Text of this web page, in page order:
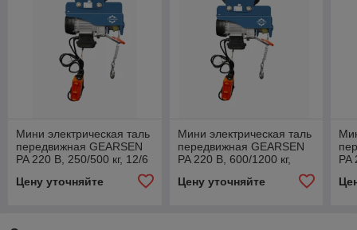
Мини электрическая таль
передвижная GEARSEN
PA 220 В, 250/500 кг, 12/6
Цену уточняйте
Мини электрическая таль
передвижная GEARSEN
PA 220 В, 600/1200 кг,
Цену уточняйте
PA